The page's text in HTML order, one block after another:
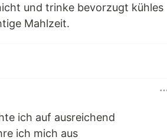
und trinke bevorzugt kühles
Mahlzeit.
ich auf ausreichend
ich mich aus